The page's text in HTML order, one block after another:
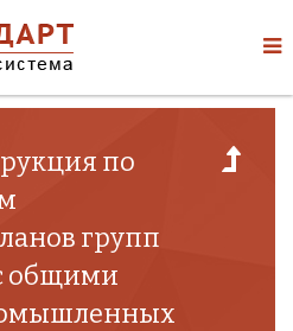
по
групп
общими